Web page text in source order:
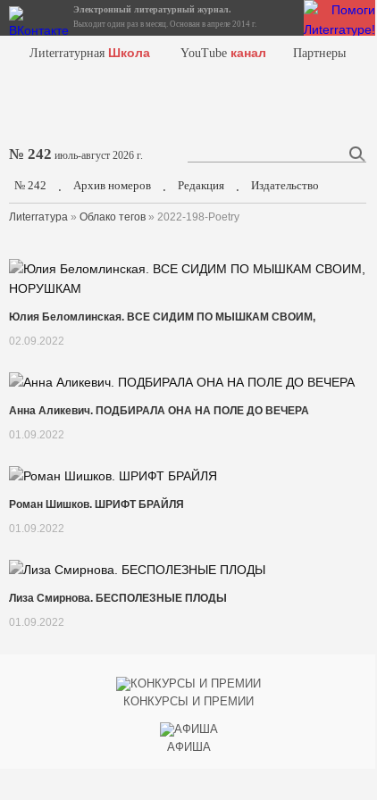
Электронный литературный журнал.
Выходит один раз в месяц. Основан в апреле 2014 г.
Лиterraтурная Школа YouTube канал Партнеры
№ 242 июль-август 2026 г.
№ 242 . Архив номеров . Редакция . Издательство
Лиterraтура » Облако тегов » 2022-198-Poetry
Юлия Беломлинская. ВСЕ СИДИМ ПО МЫШКАМ СВОИМ,
02.09.2022
Анна Аликевич. ПОДБИРАЛА ОНА НА ПОЛЕ ДО ВЕЧЕРА
01.09.2022
Роман Шишков. ШРИФТ БРАЙЛЯ
01.09.2022
Лиза Смирнова. БЕСПОЛЕЗНЫЕ ПЛОДЫ
01.09.2022
КОНКУРСЫ И ПРЕМИИ
АФИША